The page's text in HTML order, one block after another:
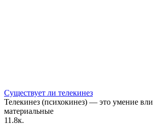
Существует ли телекинез
Телекинез (психокинез) — это умение
материальные
11.8к.